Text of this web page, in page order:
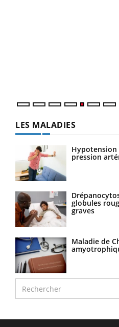
LES MALADIES
pression
globules
graves
Maladie de